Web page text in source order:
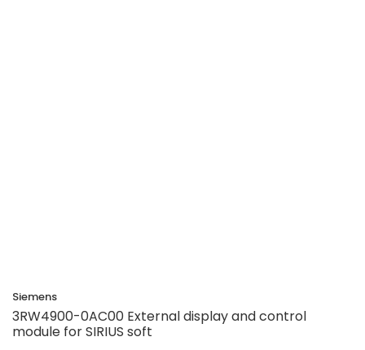
Siemens
3RW4900-0AC00 External display and control
module for SIRIUS soft